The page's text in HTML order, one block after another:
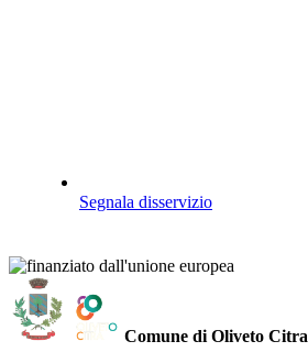
Segnala disservizio
Comune di Oliveto Citra